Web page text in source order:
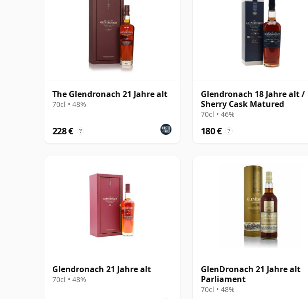
The Glendronach 21 Jahre alt
70cl • 48%
228 € ?
Glendronach 18 Jahre alt /
Sherry Cask Matured
70cl • 46%
180 € ?
Glendronach 21 Jahre alt
70cl • 48%
GlenDronach 21 Jahre alt
Parliament
70cl • 48%